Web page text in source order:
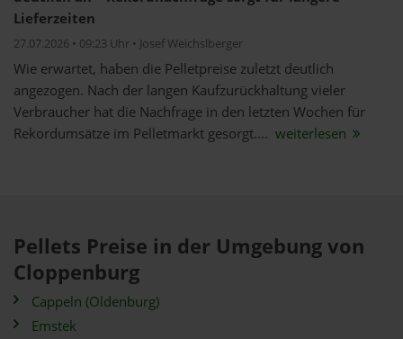
Lieferzeiten
27.07.2026 • 09:23 Uhr • Josef Weichslberger
Wie erwartet, haben die Pelletpreise zuletzt deutlich
angezogen. Nach der langen Kaufzurückhaltung vieler
Verbraucher hat die Nachfrage in den letzten Wochen für
Rekordumsätze im Pelletmarkt gesorgt.... weiterlesen
Pellets Preise in der Umgebung von
Cloppenburg
Cappeln (Oldenburg)
Emstek